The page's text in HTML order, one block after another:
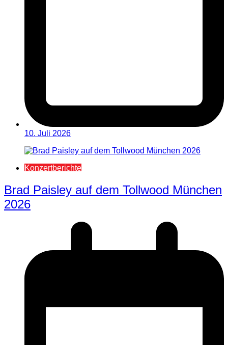
10. Juli 2026
Konzertberichte
Brad Paisley auf dem Tollwood München
2026